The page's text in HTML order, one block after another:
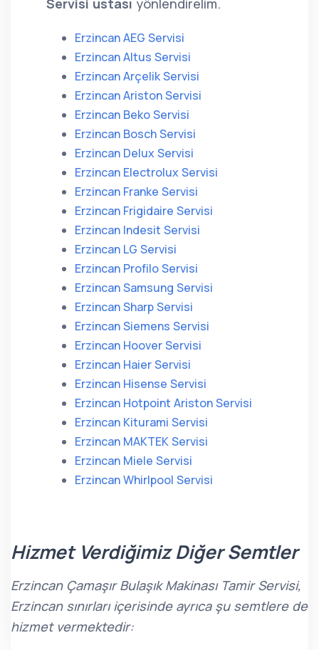
Servisi ustası yönlendirelim.
Erzincan AEG Servisi
Erzincan Altus Servisi
Erzincan Arçelik Servisi
Erzincan Ariston Servisi
Erzincan Beko Servisi
Erzincan Bosch Servisi
Erzincan Delux Servisi
Erzincan Electrolux Servisi
Erzincan Franke Servisi
Erzincan Frigidaire Servisi
Erzincan Indesit Servisi
Erzincan LG Servisi
Erzincan Profilo Servisi
Erzincan Samsung Servisi
Erzincan Sharp Servisi
Erzincan Siemens Servisi
Erzincan Hoover Servisi
Erzincan Haier Servisi
Erzincan Hisense Servisi
Erzincan Hotpoint Ariston Servisi
Erzincan Kiturami Servisi
Erzincan MAKTEK Servisi
Erzincan Miele Servisi
Erzincan Whirlpool Servisi
Hizmet Verdiğimiz Diğer Semtler
Erzincan Çamaşır Bulaşık Makinası Tamir Servisi,
Erzincan sınırları içerisinde ayrıca şu semtlere de
hizmet vermektedir: